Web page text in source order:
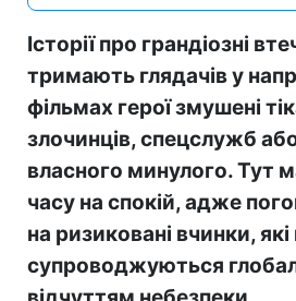
Історії про грандіозні
тримають глядачів у
фільмах герої змушені
злочинців, спецслужб
власного минулого. Тут
часу на спокій, адже
на ризиковані вчинки, які
супроводжуються